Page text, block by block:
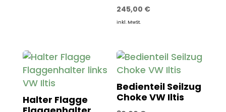
245,00 €
inkl. MwSt.
Halter Flagge
Bedienteil Seilzug
Choke VW Iltis